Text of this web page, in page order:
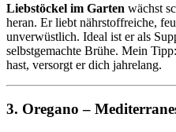
Liebstöckel im Garten wächst
heran. Er liebt nährstoffreiche,
unverwüstlich. Ideal ist er als
selbstgemachte Brühe. Mein Tipp:
hast, versorgt er dich jahrelang.
3. Oregano –